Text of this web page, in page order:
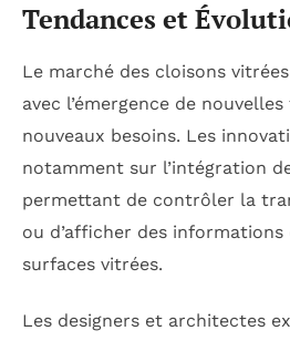
Tendances et
Le marché des cloisons
avec l’émergence de
nouveaux besoins. Les
notamment sur l’intégration
permettant de contrôler la
ou d’afficher des
surfaces vitrées.
Les designers et architectes